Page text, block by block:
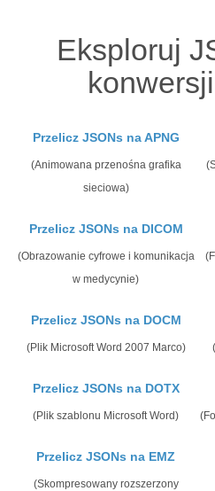
Eksploruj
Przelicz JSONs na APNG
(Animowana przenośna grafika
sieciowa)
Przelicz JSONs na DICOM
(Obrazowanie cyfrowe i komunikacja
w medycynie)
Przelicz JSONs na DOCM
(Plik Microsoft Word 2007 Marco)
Przelicz JSONs na DOTX
(Plik szablonu Microsoft Word)
Przelicz JSONs na EMZ
(Skompresowany rozszerzony